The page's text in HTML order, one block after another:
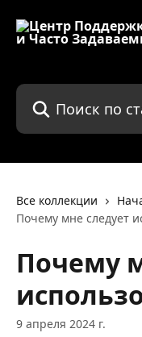
Поиск по статьям...
Все коллекции
Почему мне следует
Почему
9 апреля 2024 г.